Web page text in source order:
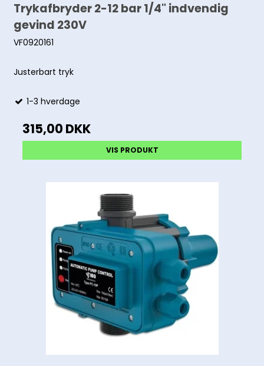
Trykafbryder 2-12 bar 1/4" indvendig
gevind 230V
VF0920161
Justerbart tryk
1-3 hverdage
315,00 DKK
VIS PRODUKT